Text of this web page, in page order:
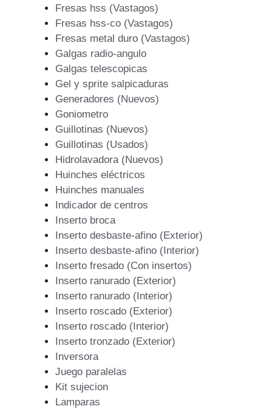
Fresas hss (Vastagos)
Fresas hss-co (Vastagos)
Fresas metal duro (Vastagos)
Galgas radio-angulo
Galgas telescopicas
Gel y sprite salpicaduras
Generadores (Nuevos)
Goniometro
Guillotinas (Nuevos)
Guillotinas (Usados)
Hidrolavadora (Nuevos)
Huinches eléctricos
Huinches manuales
Indicador de centros
Inserto broca
Inserto desbaste-afino (Exterior)
Inserto desbaste-afino (Interior)
Inserto fresado (Con insertos)
Inserto ranurado (Exterior)
Inserto ranurado (Interior)
Inserto roscado (Exterior)
Inserto roscado (Interior)
Inserto tronzado (Exterior)
Inversora
Juego paralelas
Kit sujecion
Lamparas